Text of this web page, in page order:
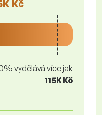
Kč
vydělává více jak
115K Kč